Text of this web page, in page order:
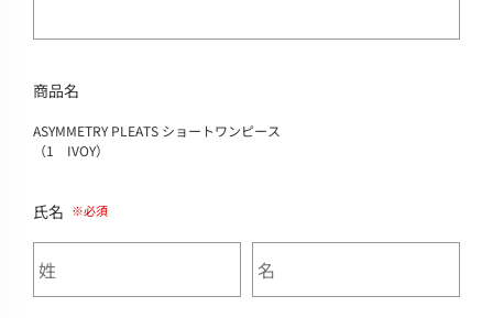
商品名
ASYMMETRY PLEATS ショートワンピース
（1 IVOY）
氏名